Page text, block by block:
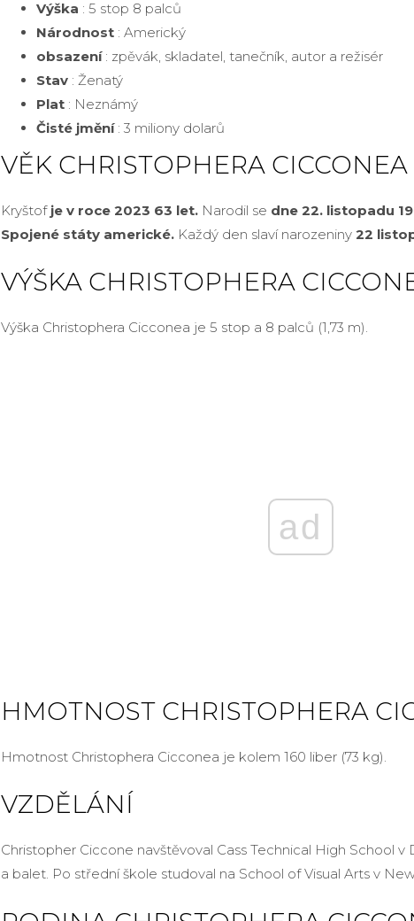
Výška : 5 stop 8 palců
Národnost: Americký
obsazení: zpěvák, skladatel, tanečník, autor a režisér
Stav: Ženatý
Plat: Neznámý
Čisté jmění: 3 miliony dolarů
VĚK CHRISTOPHERA CICCONEA
Kryštof je v roce 2023 63 let.Narodil se dne 22. listopadu
Spojené státy americké.Každý den slaví narozeniny 22
VÝŠKA CHRISTOPHERA
Výška Christophera Cicconea je 5 stop a 8 palců (1,73 m).
ad
HMOTNOST CHRISTOPHERA
Hmotnost Christophera Cicconea je kolem 160 liber (73 kg).
VZDĚLÁNÍ
Christopher Ciccone navštěvoval Cass Technical High School
a balet. Po střední škole studoval na School of Visual Arts v